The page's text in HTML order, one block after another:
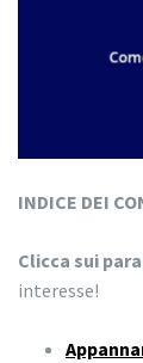
INDICE DEI
Clicca sui
interesse!